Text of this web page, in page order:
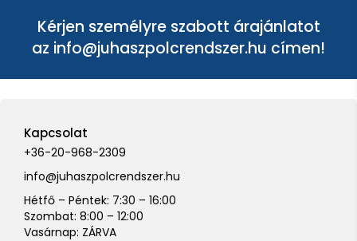
Kérjen személyre szabott árajánlatot
az info@juhaszpolcrendszer.hu címen!
Kapcsolat
+36-20-968-2309
info@juhaszpolcrendszer.hu
Hétfő – Péntek: 7:30 – 16:00
Szombat: 8:00 – 12:00
Vasárnap: ZÁRVA